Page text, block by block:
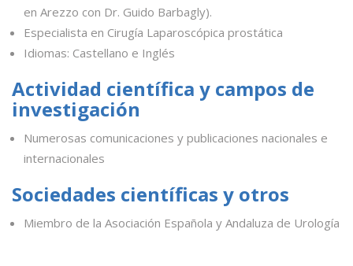
en Arezzo con Dr. Guido Barbagly).
Especialista en Cirugía Laparoscópica prostática
Idiomas: Castellano e Inglés
Actividad científica y campos de
investigación
Numerosas comunicaciones y publicaciones nacionales e
internacionales
Sociedades científicas y otros
Miembro de la Asociación Española y Andaluza de Urología